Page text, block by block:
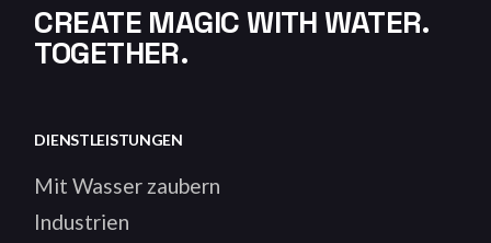
CREATE MAGIC WITH WATER.
TOGETHER.
DIENSTLEISTUNGEN
Mit Wasser zaubern
Industrien